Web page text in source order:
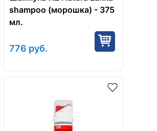
shampoo (морошка) - 375
мл.
776 руб.